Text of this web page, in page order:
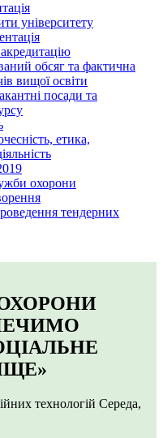
університету
обсяг та фактична
вищої освіти
посади та
етика,
охорони
тендерних
технологій Середа,